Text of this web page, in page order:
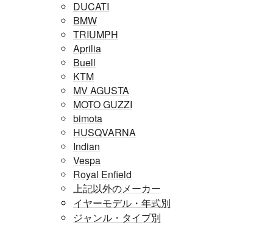
DUCATI
BMW
TRIUMPH
Aprilia
Buell
KTM
MV AGUSTA
MOTO GUZZI
bimota
HUSQVARNA
Indian
Vespa
Royal Enfield
上記以外のメーカー
イヤーモデル・年式別
ジャンル・タイプ別